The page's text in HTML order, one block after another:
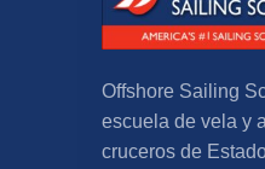
Offshore Sailing
escuela de vela y
cruceros de